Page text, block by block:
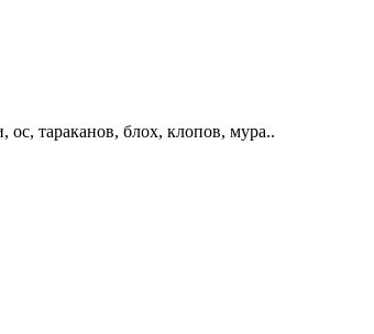
тараканов, блох, клопов, мура..